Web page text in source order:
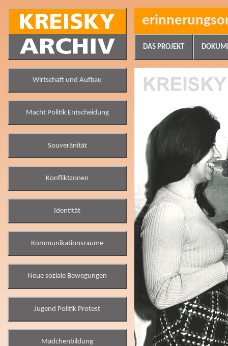
DAS PROJEKT
Wirtschaft und Aufbau
Macht Politik Entscheidung
Souveränität
Konfliktzonen
Identität
Kommunikationsräume
Neue soziale Bewegungen
Jugend Politik Protest
Mädchenbildung